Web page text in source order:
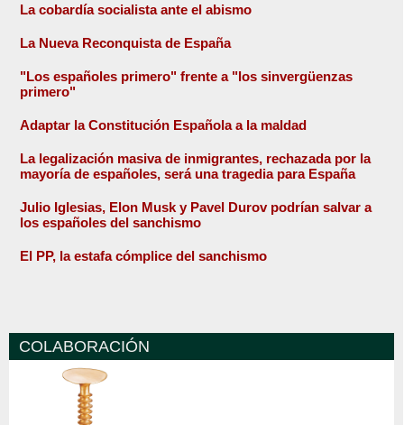
La cobardía socialista ante el abismo
La Nueva Reconquista de España
"Los españoles primero" frente a "los sinvergüenzas
primero"
Adaptar la Constitución Española a la maldad
La legalización masiva de inmigrantes, rechazada por la
mayoría de españoles, será una tragedia para España
Julio Iglesias, Elon Musk y Pavel Durov podrían salvar a
los españoles del sanchismo
El PP, la estafa cómplice del sanchismo
COLABORACIÓN